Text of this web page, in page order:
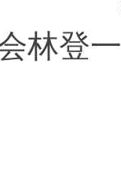
林登一